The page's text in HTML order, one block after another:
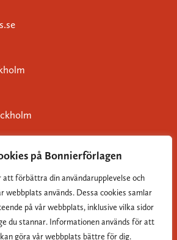
på Bonnierförlagen
att förbättra din användarupplevelse och
webbplats används. Dessa cookies samlar
på vår webbplats, inklusive vilka sidor
du stannar. Informationen används för att
göra vår webbplats bättre för dig.
Bonnierförlagen
Cookies
Integritetspolicy